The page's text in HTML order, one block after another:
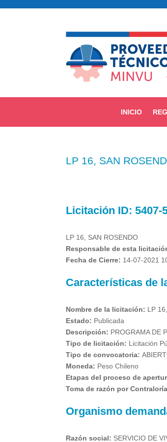
INICIO
LP 16, SAN
Licitación ID: 5407-
LP 16, SAN ROSENDO
Responsable de esta
Fecha de Cierre: 14-07-2021
Características de
Nombre de la licitación: LP
Estado: Publicada
Descripción: PROGRAMA DE
Tipo de licitación: Licitación
Tipo de convocatoria:
Moneda: Peso Chileno
Etapas del proceso de
Toma de razón por
Organismo
Razón social: SERVICIO DE